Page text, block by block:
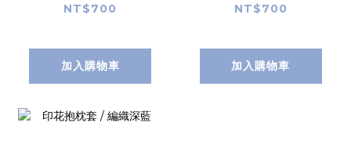
NT$700
加入購物車
NT$700
加入購物車